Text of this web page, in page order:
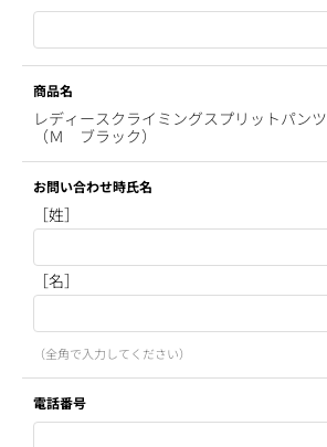
商品名
レディースクライミングスプリットパンツ
（Ｍ ブラック）
お問い合わせ時氏名
［姓］
［名］
（全角で入力してください）
電話番号